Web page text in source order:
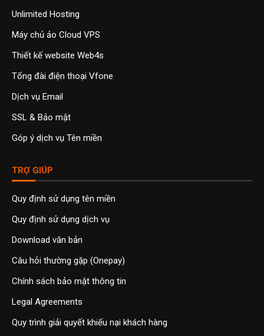
Unlimited Hosting
Máy chủ ảo Cloud VPS
Thiết kế website Web4s
Tổng đài điện thoại Vfone
Dịch vụ Email
SSL & Bảo mật
Góp ý dịch vụ Tên miền
TRỢ GIÚP
Quy định sử dụng tên miền
Quy định sử dụng dịch vụ
Download văn bản
Câu hỏi thường gặp (Onepay)
Chính sách bảo mật thông tin
Legal Agreements
Quy trình giải quyết khiếu nại khách hàng